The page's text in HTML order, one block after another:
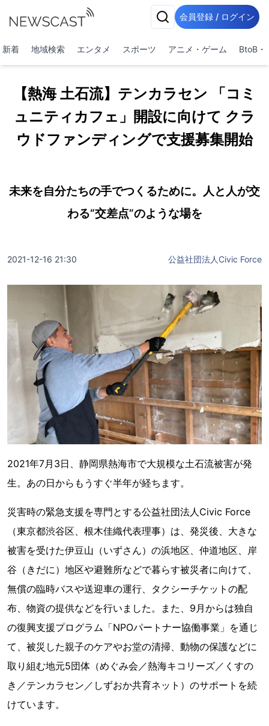
会員登録 / ログイン
新着 地域検索 エンタメ スポーツ アニメ・ゲーム BtoB・
【熱海 土石流】テンカラセン 「コミ
ュニティカフェ」開設に向けて クラ
ウドファンディングで支援募集開始
未来を自分たちの手でつくるために。人と人が交
わる“交差点”のような場を
2021-12-16 21:30 公益社団法人Civic Force
2021年7月3日、静岡県熱海市で大規模な土石流被害が発
生。あの日からもうすぐ半年が経ちます。
災害時の緊急支援を専門とする公益社団法人Civic Force
（東京都渋谷区、根木佳織代表理事）は、発災後、大きな
被害を受けた伊豆山（いずさん）の浜地区、仲道地区、岸
谷（きだに）地区や避難所などで暮らす被災者に向けて、
無償の臨時バスや送迎車の運行、タクシーチケットの配
布、物資の提供などを行いました。また、9月からは独自
の復興支援プログラム「NPOパートナー協働事業」を通じ
て、被災した親子のケアやお堂の清掃、動物の保護などに
取り組む地元5団体（めぐみ会／熱海キコリーズ／くすの
き／テンカラセン／しずおか共育ネット）のサポートを続
けています。